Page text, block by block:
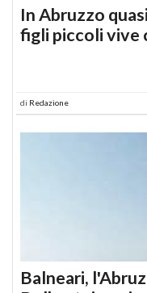
In Abruzzo
figli piccoli vive
di Redazione
Balneari,